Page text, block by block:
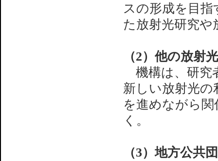
スの形成を目指
た放射光研究や
（2）他の放射
機構は、研究
新しい放射光の
を進めながら
く。
（3）地方公共